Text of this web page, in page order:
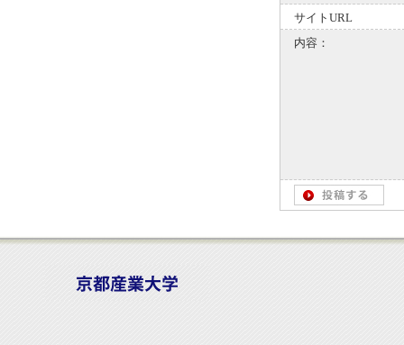
サイトURL
内容：